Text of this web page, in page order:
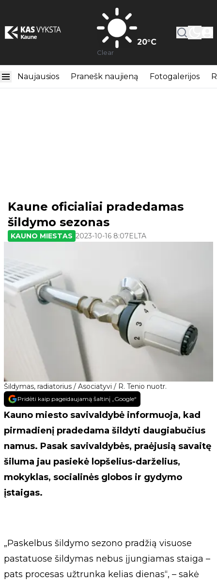
20°C
Clear
Naujausios Pranešk naujieną Fotogalerijos
Šildymas, radiatorius / Asociatyvi / R. Tenio nuotr.
Kaune oficialiai pradedamas
šildymo sezonas
KAUNO MIESTAS 2023-10-16 8:07ELTA
Pridėti kaip pageidaujamą šaltinį „Google“
Kauno miesto savivaldybė informuoja, kad
pirmadienį pradedama šildyti daugiabučius
namus. Pasak savivaldybės, praėjusią savaitę
šiluma jau pasiekė lopšelius-darželius,
mokyklas, socialinės globos ir gydymo
įstaigas.
„Paskelbus šildymo sezono pradžią visuose
pastatuose šildymas nebus įjungiamas staiga –
pats procesas užtrunka kelias dienas“, – sakė